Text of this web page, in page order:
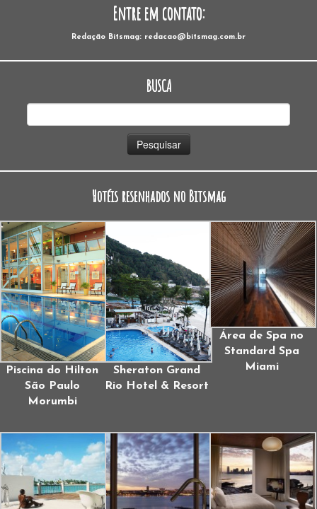
Entre em contato:
Redação Bitsmag: redacao@bitsmag.com.br
BUSCA
Hotéis resenhados no Bitsmag
Piscina do Hilton
São Paulo
Morumbi
Sheraton Grand
Rio Hotel & Resort
Área de Spa no
Standard Spa
Miami